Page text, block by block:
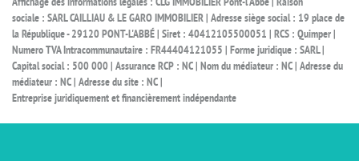
Affichage des informations légales : CLG IMMOBILIER Pont-l'Abbé | Raison
sociale : SARL CAILLIAU & LE GARO IMMOBILIER | Adresse siège social : 19 place de
la République - 29120 PONT-L'ABBÉ | Siret : 40412105500051 | RCS : Quimper |
Numero TVA Intracommunautaire : FR44404121055 | Forme juridique : SARL |
Capital social : 500 000 | Assurance RCP : NC | Nom du médiateur : NC | Adresse du
médiateur : NC | Adresse du site : NC |
Entreprise juridiquement et financièrement indépendante